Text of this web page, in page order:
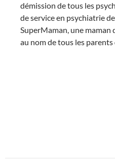
démission de tous les
de service en psychiatrie
SuperMaman, une
au nom de tous les